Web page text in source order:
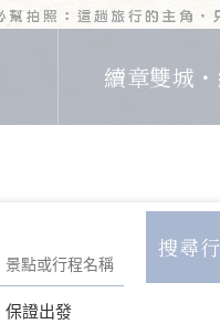
續章雙城
保證出發